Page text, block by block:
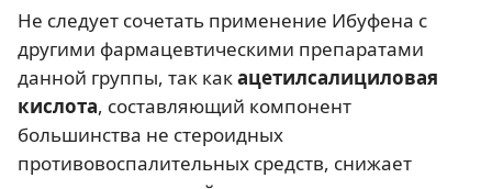
Не следует сочетать применение Ибуфена с
другими фармацевтическими препаратами
данной группы, так какацетилсалициловая
кислота, составляющий компонент
большинства не стероидных
противовоспалительных средств, снижает